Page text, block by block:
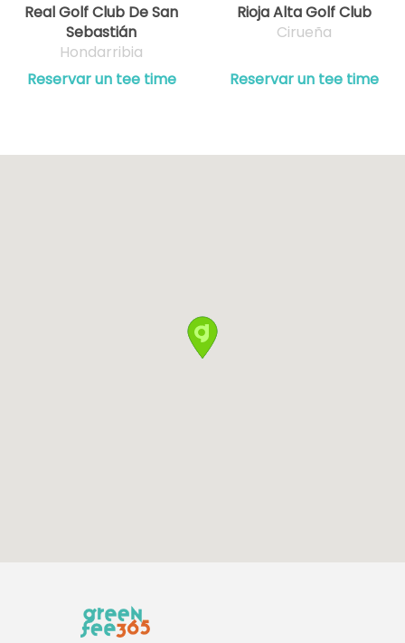
Real Golf Club De San
Sebastián
Hondarribia
Reservar un tee time
Rioja Alta Golf Club
Cirueña
Reservar un tee time